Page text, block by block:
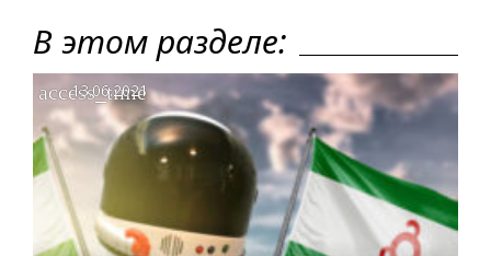
В этом разделе:
access_time
13.06.2021